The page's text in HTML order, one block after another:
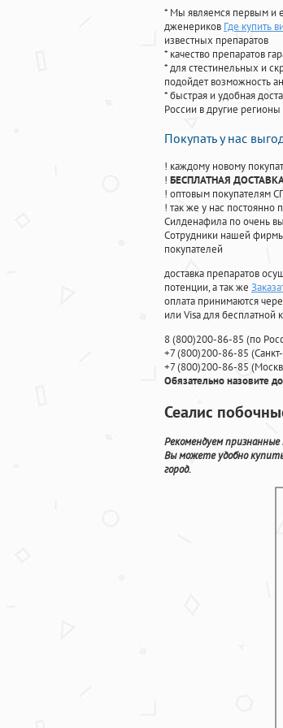
* Мы являемся первым и
дженериков Где купить
известных препаратов
* качество препаратов
* для стестинельных и
подойдет возможность
* быстрая и удобная
России в другие
Покупать у нас
! каждому новому
! БЕСПЛАТНАЯ
! оптовым покупателям
! так же у нас
Силденафила по очень
Cотрудники нашей
покупателей
доставка препаратов
потенции, а так же
оплата принимаются
или Visa для бесплатной
8(800)200-86-85 (по
+7(800)200-86-85 (
+7(800)200-86-85 (
Обязательно назовите
Сеалис
Рекомендуем
Вы можете удобно
город.